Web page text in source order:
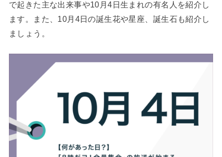
で起きた主な出来事や10月4日生まれの有名人を紹介し
ます。また、10月4日の誕生花や星座、誕生石も紹介し
ましょう。